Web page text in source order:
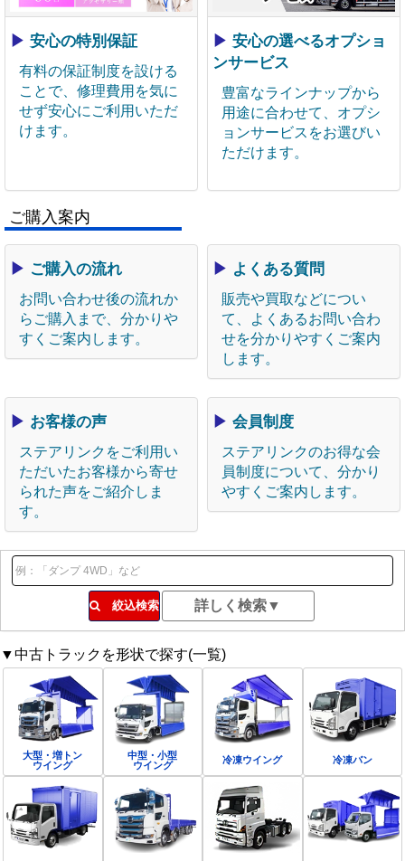
▶ 安心の特別保証
有料の保証制度を設ける
ことで、修理費用を気に
せず安心にご利用いただ
けます。
▶ 安心の選べるオプショ
ンサービス
豊富なラインナップから
用途に合わせて、オプシ
ョンサービスをお選びい
ただけます。
ご購入案内
▶ ご購入の流れ
お問い合わせ後の流れか
らご購入まで、分かりや
すくご案内します。
▶ よくある質問
販売や買取などについ
て、よくあるお問い合わ
せを分かりやすくご案内
します。
▶ お客様の声
ステアリンクをご利用い
ただいたお客様から寄せ
られた声をご紹介しま
す。
▶ 会員制度
ステアリンクのお得な会
員制度について、分かり
やすくご案内します。
絞込検索
▼中古トラックを形状で探す(一覧)
大型・増トン
ウイング
中型・小型
ウイング
冷凍ウイング 冷凍バン